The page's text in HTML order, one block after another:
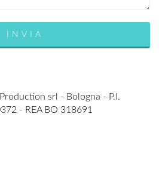
srl - Bologna - P.I.
- REA BO 318691